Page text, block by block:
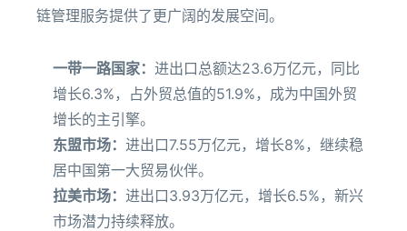
链管理服务提供了更广阔的发展空间。
一带一路国家： 进出口总额达23.6万亿元，同比
增长6.3%，占外贸总值的51.9%，成为中国外贸
增长的主引擎。
东盟市场： 进出口7.55万亿元，增长8%，继续稳
居中国第一大贸易伙伴。
拉美市场： 进出口3.93万亿元，增长6.5%，新兴
市场潜力持续释放。